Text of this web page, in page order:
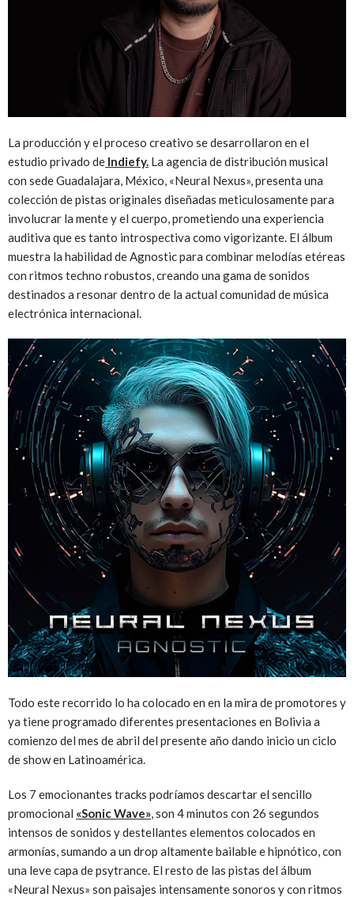
La producción y el proceso creativo se desarrollaron en el
estudio privado de Indiefy. La agencia de distribución musical
con sede Guadalajara, México, «Neural Nexus», presenta una
colección de pistas originales diseñadas meticulosamente para
involucrar la mente y el cuerpo, prometiendo una experiencia
auditiva que es tanto introspectiva como vigorizante. El álbum
muestra la habilidad de Agnostic para combinar melodías etéreas
con ritmos techno robustos, creando una gama de sonidos
destinados a resonar dentro de la actual comunidad de música
electrónica internacional.
Todo este recorrido lo ha colocado en en la mira de promotores y
ya tiene programado diferentes presentaciones en Bolivia a
comienzo del mes de abril del presente año dando inicio un ciclo
de show en Latinoamérica.
Los 7 emocionantes tracks podríamos descartar el sencillo
promocional «Sonic Wave» , son 4 minutos con 26 segundos
intensos de sonidos y destellantes elementos colocados en
armonías, sumando a un drop altamente bailable e hipnótico, con
una leve capa de psytrance. El resto de las pistas del álbum
«Neural Nexus» son paisajes intensamente sonoros y con ritmos